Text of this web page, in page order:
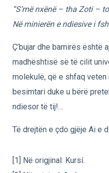
“S’më nxënë – tha Zoti –
Në minierën e ndiesive i
Ç’bujar dhe bamirës është
madhështisë së të cilit
molekulë, që e shfaq veten
besimtari duke u bërë
ndiesor të tij!…
Të drejtën e çdo gjëje Ai e
[1] Në origjinal: Kursí.